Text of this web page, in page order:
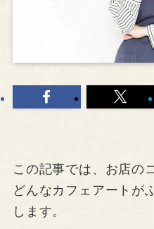
この記事では、お店の
どんなカフェアートが
します。